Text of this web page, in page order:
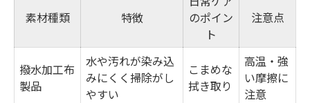
素材種類 特徴
のポイン
ト
注意点
撥水加工布
製品
水や汚れが染み込
みにくく掃除がし
やすい
こまめな
拭き取り
高温・強
い摩擦に
注意